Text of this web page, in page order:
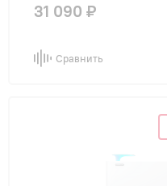
31 090 ₽
Сравнить